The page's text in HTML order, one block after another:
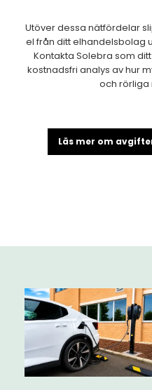
Utöver dessa nätfördelar
el från ditt elhandelsbolag
Kontakta Solebra som
kostnadsfri analys av hur
och rörliga
Läs mer om